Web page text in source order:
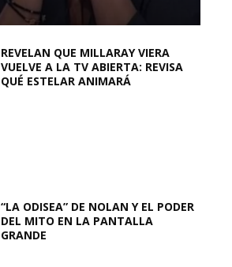
REVELAN QUE MILLARAY VIERA
VUELVE A LA TV ABIERTA: REVISA
QUÉ ESTELAR ANIMARÁ
“LA ODISEA” DE NOLAN Y EL PODER
DEL MITO EN LA PANTALLA
GRANDE